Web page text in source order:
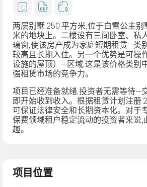
两层别墅250 平方米,位于白雪公主别
米的地块上。二楼设有三间卧室、私
璃窗,使该房产成为家庭短期租赁—类
较高且长期入住。另一个优势是可操
设施的屋顶）—区域,这是该价格类别
强租赁市场的竞争力。
项目已经准备就绪,投资者无需等待—
即开始收到收入。根据租赁计划注册
可保证法律安全和长期资本化。对于
保费领域租户稳定流动的投资者来说,
趣。
项目位置